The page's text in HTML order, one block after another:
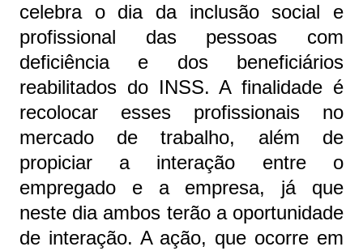
celebra o dia da inclusão social e
profissional das pessoas com
deficiência e dos beneficiários
reabilitados do INSS. A finalidade é
recolocar esses profissionais no
mercado de trabalho, além de
propiciar a interação entre o
empregado e a empresa, já que
neste dia ambos terão a oportunidade
de interação. A ação, que ocorre em